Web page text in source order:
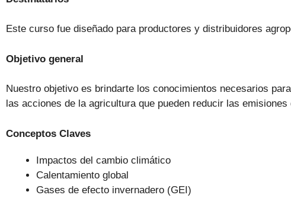
Este curso fue diseñado para productores y distribuidores
Objetivo general
Nuestro objetivo es brindarte los conocimientos necesarios
las acciones de la agricultura que pueden reducir las
Conceptos Claves
Impactos del cambio climático
Calentamiento global
Gases de efecto invernadero (GEI)